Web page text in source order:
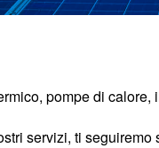
pompe di
servizi, ti